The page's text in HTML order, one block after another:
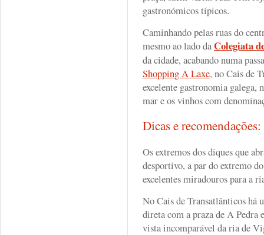
gastronómicos típicos.
Caminhando pelas ruas do
mesmo ao lado daColegiata
da cidade, acabando numa
Shopping A Laxe, no Cais de
excelente gastronomia galega,
mar e os vinhos com
Dicas e
Os extremos dos diques que
desportivo, a par do extremo
excelentes miradouros para a
No Cais de Transatlânticos há
direta com a praza de A
vista incomparável da ria de